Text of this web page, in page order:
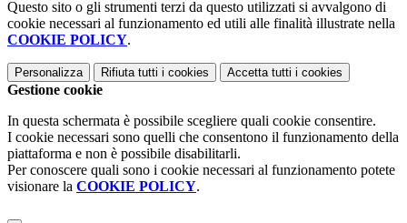
Questo sito o gli strumenti terzi da questo utilizzati si avvalgono di
cookie necessari al funzionamento ed utili alle finalità illustrate nella
COOKIE POLICY.
Personalizza Rifiuta tutti i cookies Accetta tutti i cookies
Gestione cookie
In questa schermata è possibile scegliere quali cookie consentire.
I cookie necessari sono quelli che consentono il funzionamento della
piattaforma e non è possibile disabilitarli.
Per conoscere quali sono i cookie necessari al funzionamento potete
visionare la COOKIE POLICY.